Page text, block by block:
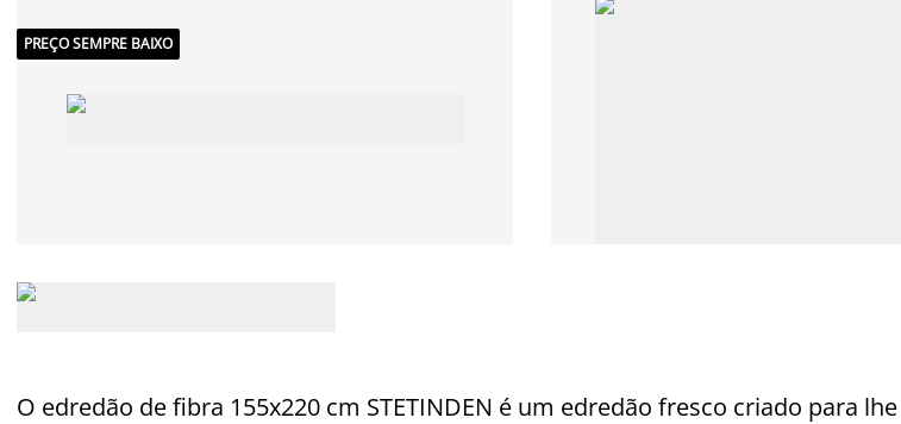
PREÇO SEMPRE BAIXO
O edredão de fibra 155x220 cm STETINDEN é um edredão fresco criado para lhe